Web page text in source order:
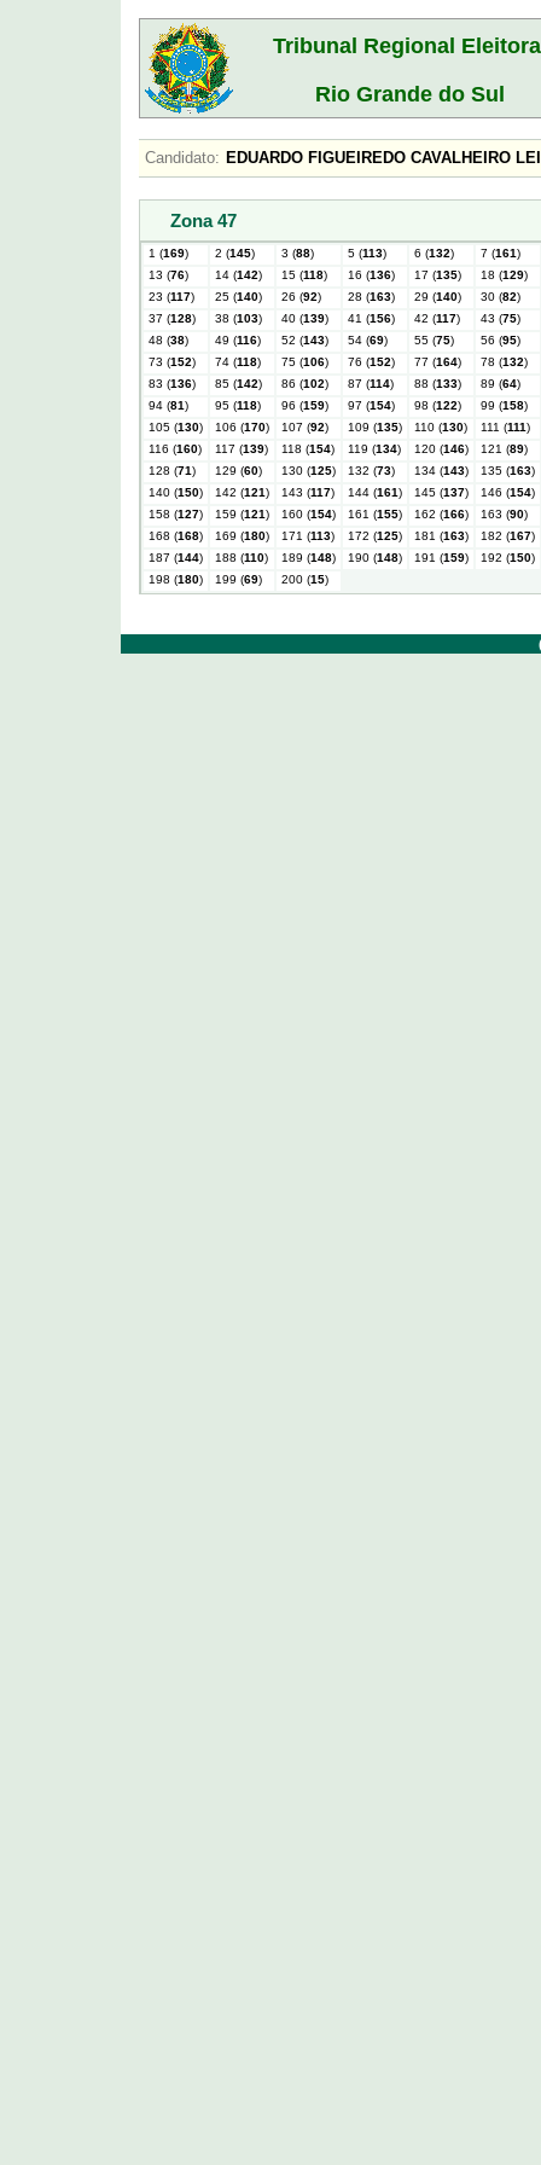
Tribunal Regional
Rio Grande do Sul
Candidato: EDUARDO FIGUEIREDO CAVALHEIRO
Zona 47
1 (169) 2 (145) 3 (88) 5 (113) 6 (132) 7 (161)
13 (76) 14 (142) 15 (118) 16 (136) 17 (135) 18 (129)
23 (117) 25 (140) 26 (92) 28 (163) 29 (140) 30 (82)
37 (128) 38 (103) 40 (139) 41 (156) 42 (117) 43 (75)
48 (38) 49 (116) 52 (143) 54 (69) 55 (75) 56 (95)
73 (152) 74 (118) 75 (106) 76 (152) 77 (164) 78 (132)
83 (136) 85 (142) 86 (102) 87 (114) 88 (133) 89 (64)
94 (81) 95 (118) 96 (159) 97 (154) 98 (122) 99 (158)
105 (130) 106 (170) 107 (92) 109 (135) 110 (130) 111 (111)
116 (160) 117 (139) 118 (154) 119 (134) 120 (146) 121 (89)
128 (71) 129 (60) 130 (125) 132 (73) 134 (143) 135 (163)
140 (150) 142 (121) 143 (117) 144 (161) 145 (137) 146 (154)
158 (127) 159 (121) 160 (154) 161 (155) 162 (166) 163 (90)
168 (168) 169 (180) 171 (113) 172 (125) 181 (163) 182 (167)
187 (144) 188 (110) 189 (148) 190 (148) 191 (159) 192 (150)
198 (180) 199 (69) 200 (15)